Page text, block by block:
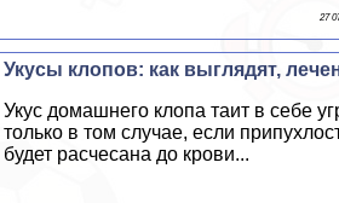
27
Укусы клопов: как выглядят,
Укус домашнего клопа таит в себе
только в том случае, если
будет расчесана до крови...